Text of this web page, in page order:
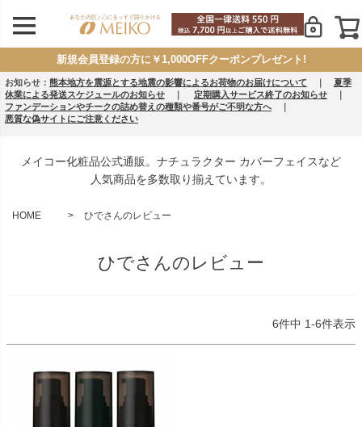
新規会員登録の方に￥1,000OFFクーポンプレゼント!
お知らせ： 熊本地方を震源とする地震の影響によるお荷物のお届けについて ｜ 夏季
休業による発送スケジュールのお知らせ ｜ 定期購入サービス終了のお知らせ ｜
ファンデーションやチークの詰め替えの種類や番号がご不明な方へ｜
悪質な偽サイトにご注意ください
メイコー化粧品公式通販。ナチュラクター カバーフェイスなど
人気商品を多数取り揃えています。
HOME ひでさんのレビュー
ひでさんのレビュー
6件中 1-6件表示